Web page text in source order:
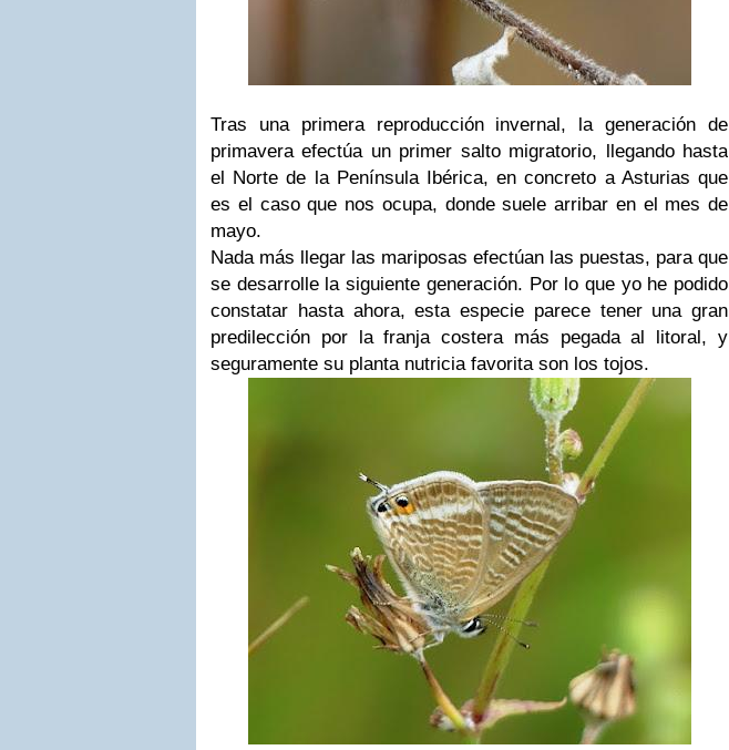
Tras una primera reproducción invernal, la generación de
primavera efectúa un primer salto migratorio, llegando hasta
el Norte de la Península Ibérica, en concreto a Asturias que
es el caso que nos ocupa, donde suele arribar en el mes de
mayo.
Nada más llegar las mariposas efectúan las puestas, para que
se desarrolle la siguiente generación. Por lo que yo he podido
constatar hasta ahora, esta especie parece tener una gran
predilección por la franja costera más pegada al litoral, y
seguramente su planta nutricia favorita son los tojos.